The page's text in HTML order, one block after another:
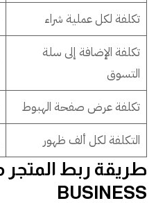
تكلفة لكل عملية شراء
تكلفة الإضافة إلى سلة
التسوق
تكلفة عرض صفحة الهبوط
التكلفة لكل ألف ظهور
BUSINESS